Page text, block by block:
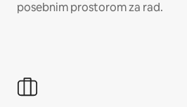
posebnim prostorom za rad.